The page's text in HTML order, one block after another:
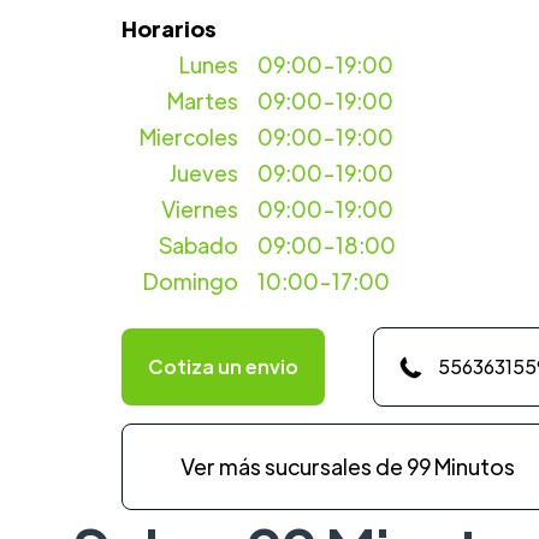
Horarios
09:00-19:00
Martes
Miercoles
Lunes
09:00-19:00
09:00-19:00
Jueves
09:00-19:00
Viernes
09:00-19:00
Sabado
09:00-18:00
Domingo
10:00-17:00
Cotiza un envio
Ver más sucursales de 99 Minutos